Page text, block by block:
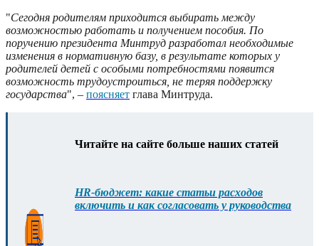
"Сегодня родителям приходится выбирать между
возможностью работать и получением пособия. По
поручению президента Минтруд разработал необходимые
изменения в нормативную базу, в результате которых у
родителей детей с особыми потребностями появится
возможность трудоустроиться, не теряя поддержку
государства", – поясняет глава Минтруда.
Читайте на сайте больше наших статей
HR-бюджет: какие статьи расходов
включить и как согласовать у руководства